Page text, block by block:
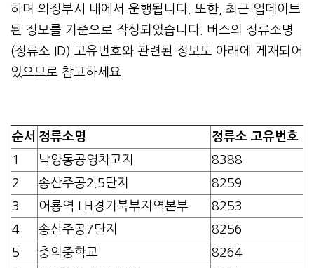
하며 의정부시 내에서 운행됩니다. 또한, 최근 업데이트
된 정보를 기준으로 작성되었습니다. 버스의 정류소명
(정류소 ID) 고유번호와 관련된 정보도 아래에 게재되어
있으므로 참고하세요.
순서 정류소명
정류소 고유번호
1
낙양동공영차고지
8388
2
송산주공2.5단지
8259
3
어룡역.LH경기북부지역본부
8253
4
송산주공7단지
8256
5
충의중학교
8264